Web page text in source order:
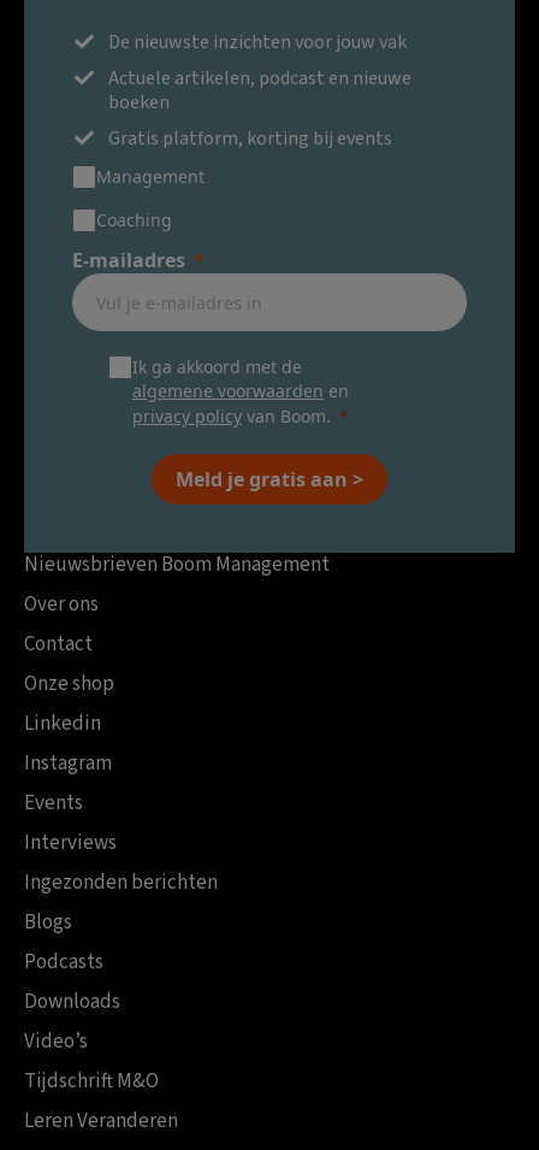
De nieuwste inzichten voor jouw vak
Actuele artikelen, podcast en nieuwe
boeken
Gratis platform, korting bij events
Management
Coaching
E-mailadres
Ik ga akkoord met de
algemene voorwaarden en
privacy policy van Boom.
Meld je gratis aan >
Nieuwsbrieven Boom Management
Over ons
Contact
Onze shop
Linkedin
Instagram
Events
Interviews
Ingezonden berichten
Blogs
Podcasts
Downloads
Video’s
Tijdschrift M&O
Leren Veranderen